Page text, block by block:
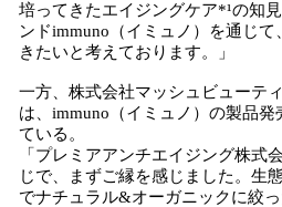
培ってきたエイジングケア*¹の知
ンドimmuno（イミュノ）を通じ
きたいと考えております。」
一方、株式会社マッシュビューテ
は、immuno（イミュノ）の製品
ている。
「プレミアアンチエイジング株式
じで、まずご縁を感じました。生
でナチュラル&オーガニックに絞